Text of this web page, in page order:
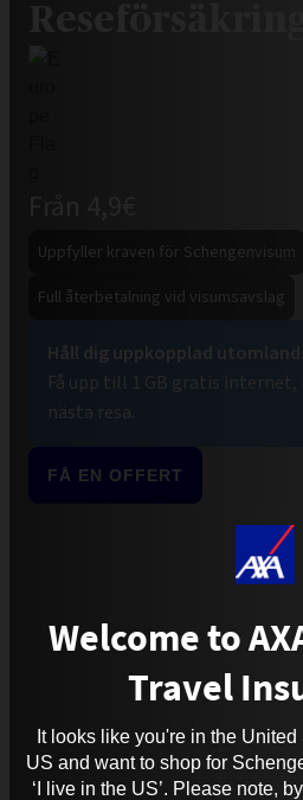
Welcome to
Travel
It looks like you're in the
US and want to shop for
‘I live in the US’. Please note,
Uppfyller kraven för Schengenvisum
Full återbetalning vid visumsavslag
Håll dig uppkopplad utomlands
Få upp till 1 GB gratis internet,
nästa resa.
FÅ EN OFFERT